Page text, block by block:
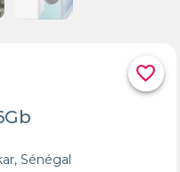
favorite_border
Sénégal